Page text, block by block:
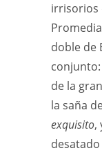
irrisorios
doble de
de la
la saña
exquisito,